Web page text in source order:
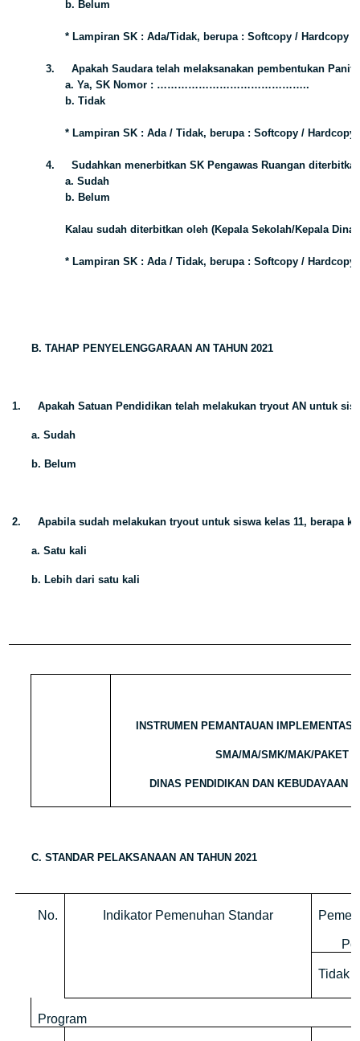
b. Belum
* Lampiran SK : Ada/Tidak, berupa : Softcopy / Hardcopy
3.
Apakah Saudara telah melaksanakan pembentukan
a. Ya, SK Nomor : ……………………………………..
b. Tidak
* Lampiran SK : Ada / Tidak, berupa : Softcopy / Hardcopy
4.
Sudahkan menerbitkan SK Pengawas Ruangan
a. Sudah
b. Belum
Kalau sudah diterbitkan oleh (Kepala Sekolah/Kepala
* Lampiran SK : Ada / Tidak, berupa : Softcopy / Hardcopy
B. TAHAP PENYELENGGARAAN AN TAHUN 2021
1. Apakah Satuan Pendidikan telah melakukan tryout AN untuk
a. Sudah
b. Belum
2. Apabila sudah melakukan tryout untuk siswa kelas 11, berapa
a. Satu kali
b. Lebih dari satu kali
INSTRUMEN PEMANTAUAN
SMA/MA/SMK/MAK/PAKET
DINAS PENDIDIKAN DAN KEBUDAYAAN
C. STANDAR PELAKSANAAN AN TAHUN 2021
No. Indikator Pemenuhan Standar
Tidak
Program